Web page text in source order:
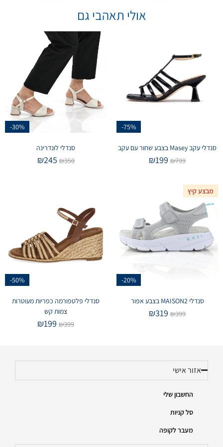
אולי תאהבי גם
-75%
סנדלי עקב Masey בצבע שחור עם עקב
₪799
₪199
-30%
סנדלי לונדרינה
₪350
₪245
מבצע קיץ
-20%
סנדלי MAISON2 בצבע אפור
₪399
₪319
-50%
סנדלי פלטפורמה כפריות מעוטרות
צמות קש
₪399
₪199
אזור אישי
החשבון שלי
סל קניות
מעבר לקופה